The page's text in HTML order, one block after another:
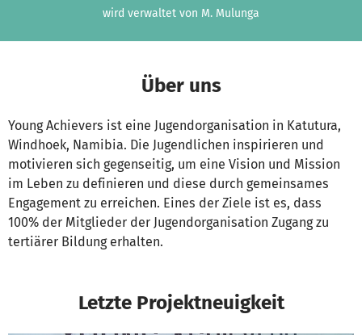
wird verwaltet von M. Mulunga
Über uns
Young Achievers ist eine Jugendorganisation in Katutura,
Windhoek, Namibia. Die Jugendlichen inspirieren und
motivieren sich gegenseitig, um eine Vision und Mission
im Leben zu definieren und diese durch gemeinsames
Engagement zu erreichen. Eines der Ziele ist es, dass
100% der Mitglieder der Jugendorganisation Zugang zu
tertiärer Bildung erhalten.
Letzte Projektneuigkeit